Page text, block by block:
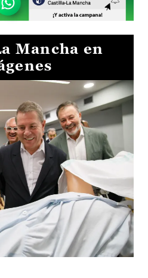
Mancha en